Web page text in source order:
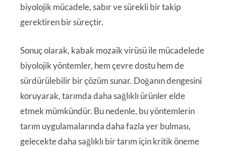
biyolojik mücadele, sabır ve sürekli bir takip
gerektiren bir süreçtir.
Sonuç olarak, kabak mozaik virüsü ile mücadelede
biyolojik yöntemler, hem çevre dostu hem de
sürdürülebilir bir çözüm sunar. Doğanın dengesini
koruyarak, tarımda daha sağlıklı ürünler elde
etmek mümkündür. Bu nedenle, bu yöntemlerin
tarım uygulamalarında daha fazla yer bulması,
gelecekte daha sağlıklı bir tarım için kritik öneme